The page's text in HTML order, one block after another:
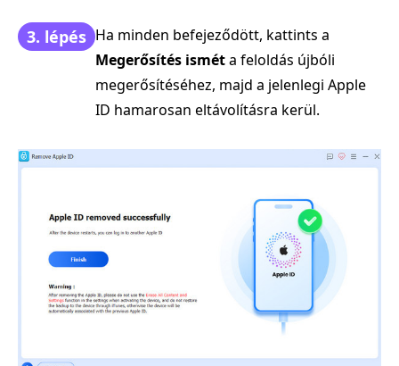
3. lépés Ha minden befejeződött, kattints a
Megerősítés isméta feloldás újbóli
megerősítéséhez, majd a jelenlegi Apple
ID hamarosan eltávolításra kerül.